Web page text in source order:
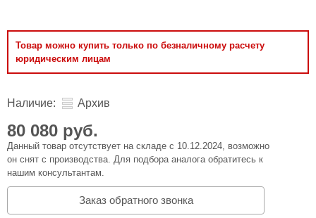
Товар можно купить только по безналичному расчету
юридическим лицам
Наличие: Архив
80 080 руб.
Данный товар отсутствует на складе с 10.12.2024, возможно
он снят с производства. Для подбора аналога обратитесь к
нашим консультантам.
Заказ обратного звонка